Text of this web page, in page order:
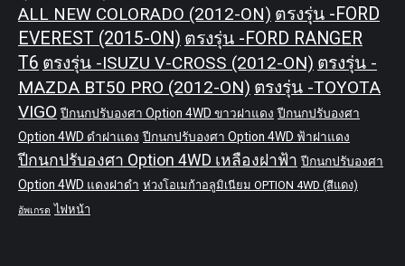
ALL NEW COLORADO (2012-ON) ตรงรุ่น -FORD
EVEREST (2015-ON) ตรงรุ่น -FORD RANGER
T6 ตรงรุ่น -ISUZU V-CROSS (2012-ON) ตรงรุ่น -
MAZDA BT50 PRO (2012-ON) ตรงรุ่น -TOYOTA
VIGO ปีกนกปรับองศา Option 4WD ขาวฝาแดง ปีกนกปรับองศา
Option 4WD ดำฝาแดง ปีกนกปรับองศา Option 4WD ฟ้าฝาแดง
ปีกนกปรับองศา Option 4WD เหลืองฝาฟ้า ปีกนกปรับองศา
Option 4WD แดงฝาดำ ห่วงโอเมก้าอลูมิเนียม OPTION 4WD (สีแดง)
อัพเกรด ไฟหน้า